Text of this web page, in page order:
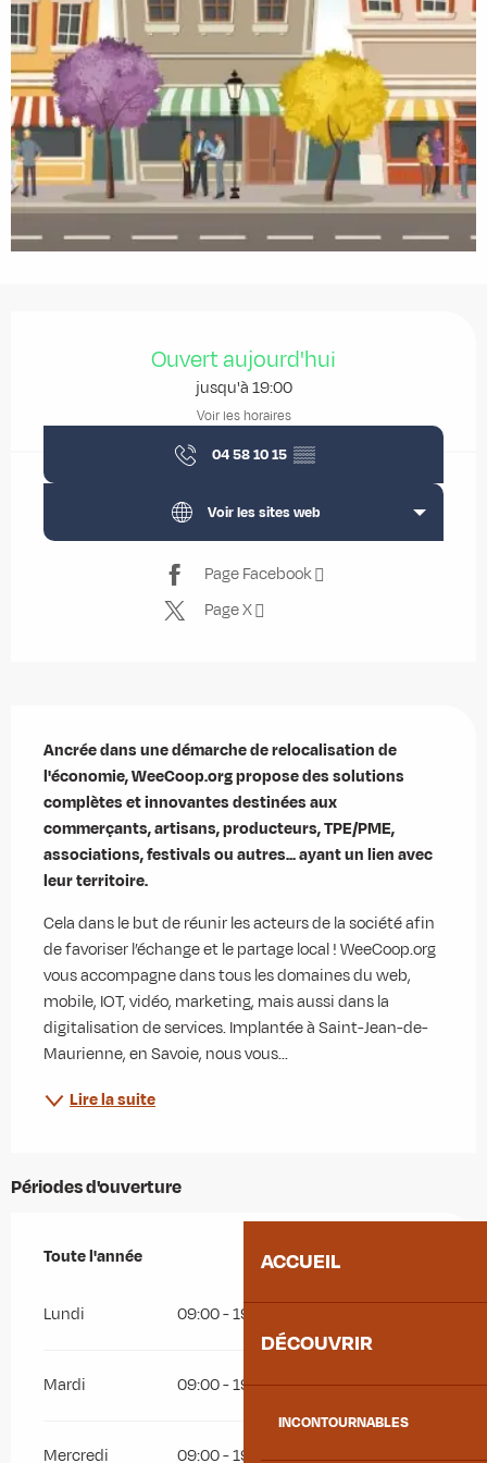
ACCUEIL
DÉCOUVRIR
INCONTOURNABLES
Ouvert aujourd'hui
jusqu'à 19:00
Voir les horaires
04 58 10 15 ▒▒
Voir les sites web
Page Facebook
Page X
Ancrée dans une démarche de relocalisation de
l'économie, WeeCoop.org propose des solutions
complètes et innovantes destinées aux
commerçants, artisans, producteurs, TPE/PME,
associations, festivals ou autres... ayant un lien avec
leur territoire.
Cela dans le but de réunir les acteurs de la société afin
de favoriser l’échange et le partage local ! WeeCoop.org
vous accompagne dans tous les domaines du web,
mobile, IOT, vidéo, marketing, mais aussi dans la
digitalisation de services. Implantée à Saint-Jean-de-
Maurienne, en Savoie, nous vous...
Lire la suite
Périodes d'ouverture
Toute l'année
Toute l'année
Lundi 09:00 - 19:00
Mardi 09:00 - 19:00
Mercredi 09:00 - 19:00